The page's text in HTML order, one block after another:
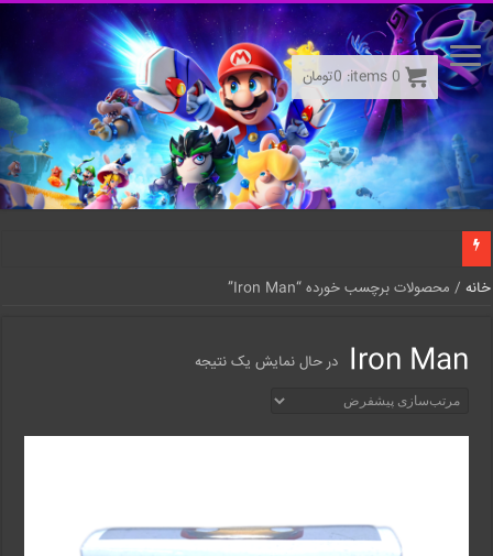
خانه / محصولات برچسب خورده “Iron Man”
Iron Man در حال نمایش یک نتیجه
0
items:
0تومان